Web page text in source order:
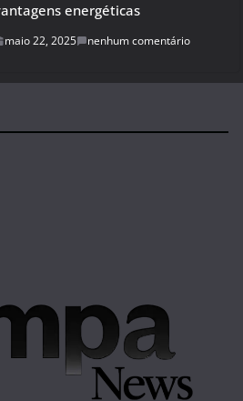
energéticas
maio 22, 2025 nenhum comentário